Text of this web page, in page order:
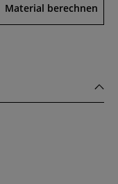
Material berechnen